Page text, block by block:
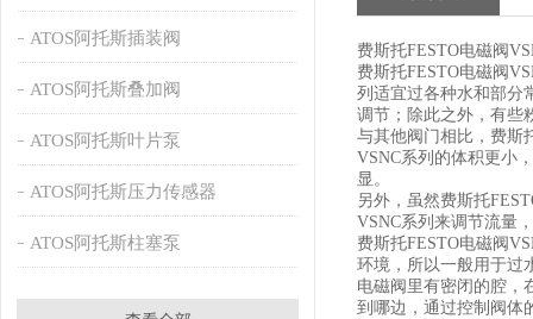
ATOS阿托斯插装阀
ATOS阿托斯叠加阀
ATOS阿托斯叶片泵
ATOS阿托斯压力传感器
ATOS阿托斯柱塞泵
费斯托FESTO电磁阀
费斯托FESTO电磁阀
列适宜过各种水和部分
调节；除此之外，有些
与其他阀门相比，费斯
VSNC系列的体积更小
显。
另外，虽然费斯托
VSNC系列来调节流量
费斯托FESTO电磁阀
环境，所以一般用于过
电磁阀里有密闭的腔，
到哪边，通过控制阀体